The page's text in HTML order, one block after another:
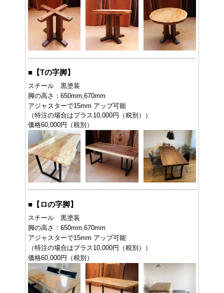
■ 【Tの字脚】
スチール 黒塗装
脚の高さ：650mm,670mm
アジャスターで15mm アップ可能
（特注の場合はプラス10,000円（税別））
価格60,000円（税別）
■ 【ロの字脚】
スチール 黒塗装
脚の高さ：650mm,670mm
アジャスターで15mm アップ可能
（特注の場合はプラス10,000円（税別））
価格60,000円（税別）